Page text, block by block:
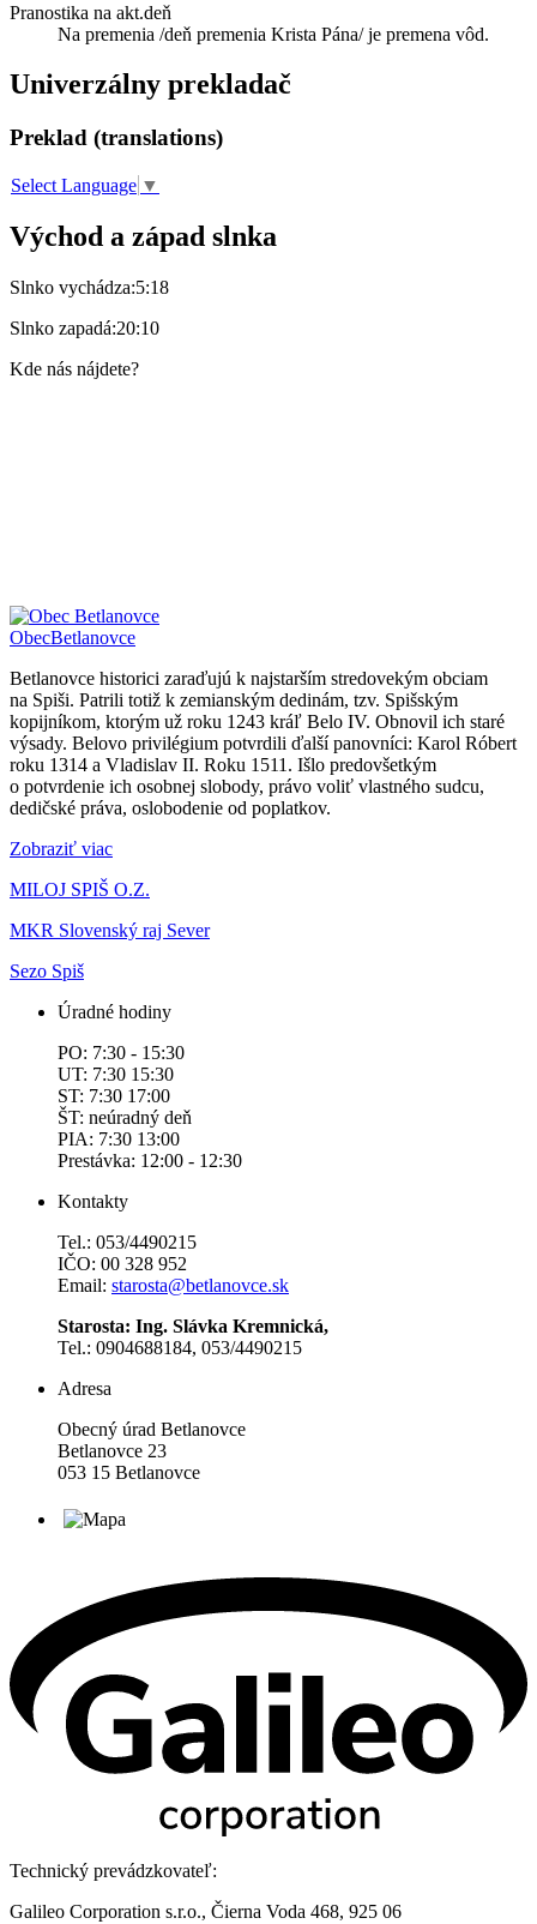
Pranostika na akt.deň
Na premenia /deň premenia Krista Pána/ je premena vôd.
Univerzálny prekladač
Preklad (translations)
Select Language ▼
Východ a západ slnka
Slnko vychádza:5:18
Slnko zapadá:20:10
Kde nás nájdete?
ObecBetlanovce
Betlanovce historici zaraďujú k najstarším stredovekým obciam
na Spiši. Patrili totiž k zemianským dedinám, tzv. Spišským
kopijníkom, ktorým už roku 1243 kráľ Belo IV. Obnovil ich staré
výsady. Belovo privilégium potvrdili ďalší panovníci: Karol Róbert
roku 1314 a Vladislav II. Roku 1511. Išlo predovšetkým
o potvrdenie ich osobnej slobody, právo voliť vlastného sudcu,
dedičské práva, oslobodenie od poplatkov.
Zobraziť viac
MILOJ SPIŠ O.Z.
MKR Slovenský raj Sever
Sezo Spiš
Úradné hodiny
PO: 7:30 - 15:30
UT: 7:30 15:30
ST: 7:30 17:00
ŠT: neúradný deň
PIA: 7:30 13:00
Prestávka: 12:00 - 12:30
Kontakty
Tel.: 053/4490215
IČO: 00 328 952
Email: starosta@betlanovce.sk
Starosta: Ing. Slávka Kremnická,
Tel.: 0904688184, 053/4490215
Adresa
Obecný úrad Betlanovce
Betlanovce 23
053 15 Betlanovce
Technický prevádzkovateľ:
Galileo Corporation s.r.o., Čierna Voda 468, 925 06